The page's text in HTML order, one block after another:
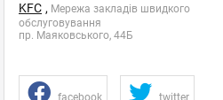
Київ, Лісовий - Дарниця
вул. Гната Хоткевича, 1А,
Чернігівська
KFC , Мережа закладів швидкого
обслуговування
пр. Маяковського, 44Б
facebook twitter